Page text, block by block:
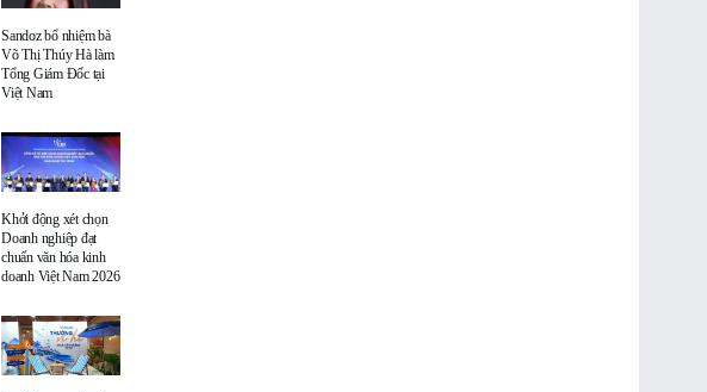
Sandoz bổ nhiệm bà
Võ Thị Thúy Hà làm
Tổng Giám Đốc tại
Việt Nam
Khởi động xét chọn
Doanh nghiệp đạt
chuẩn văn hóa kinh
doanh Việt Nam 2026